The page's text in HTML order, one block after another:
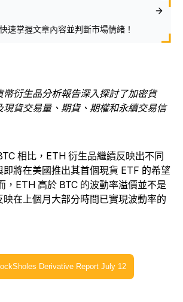
速掌握文章內容並判斷市場情緒！
幣衍生品分析報告深入探討了加密貨
現貨交易量、期貨、期權和永續交易信
相比，ETH 衍生品繼續反映出不同
即將在美國推出其首個現貨 ETF 的希望
，ETH 高於 BTC 的波動率溢價並不是
在上個月大部分時間已實現波動率的
Derivative Report July 12